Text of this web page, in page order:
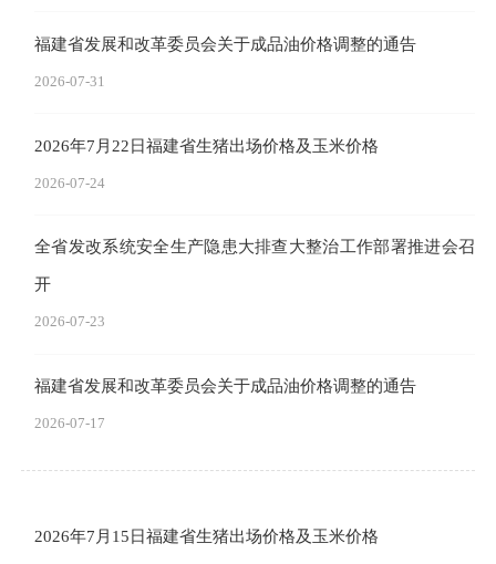
福建省发展和改革委员会关于成品油价格调整的通告
2026-07-31
2026年7月22日福建省生猪出场价格及玉米价格
2026-07-24
全省发改系统安全生产隐患大排查大整治工作部署推进会召
开
2026-07-23
福建省发展和改革委员会关于成品油价格调整的通告
2026-07-17
2026年7月15日福建省生猪出场价格及玉米价格